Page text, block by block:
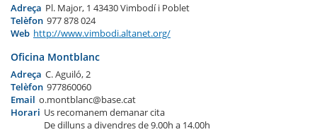
Adreça Pl. Major, 1 43430 Vimbodí i Poblet
Telèfon 977 878 024
Web http://www.vimbodi.altanet.org/
Oficina Montblanc
Adreça C. Aguiló, 2
Telèfon 977860060
Email o.montblanc@base.cat
Horari Us recomanem demanar cita
De dilluns a divendres de 9.00h a 14.00h